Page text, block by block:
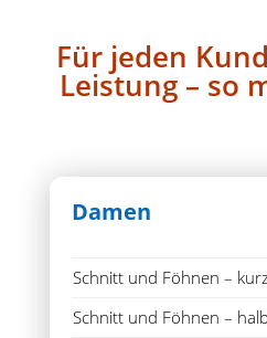
Für jeden
Leistung – so
Damen
Schnitt und Föhnen –
Schnitt und Föhnen –